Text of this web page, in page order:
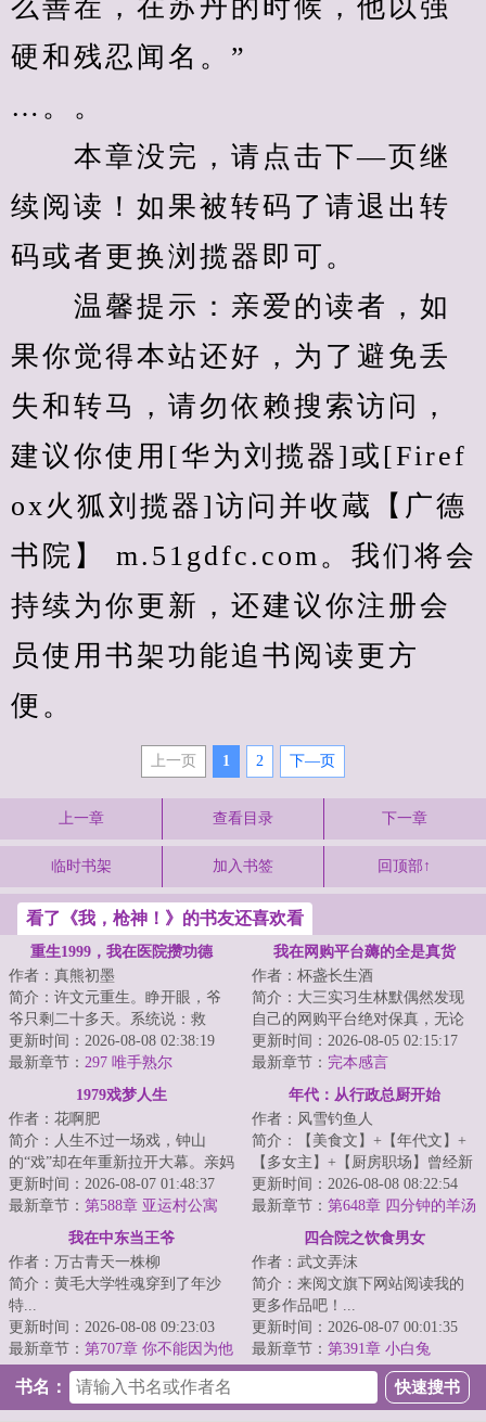
么善茬，在苏丹的时候，他以强
硬和残忍闻名。”
…。。
本章没完，请点击下—页继
续阅读！如果被转码了请退出转
码或者更换浏揽器即可。
温馨提示：亲爱的读者，如
果你觉得本站还好，为了避免丢
失和转马，请勿依赖搜索访问，
建议你使用[华为刘揽器]或[Firef
ox火狐刘揽器]访问并收蔵【广德
书院】 m.51gdfc.com。我们将会
持续为你更新，还建议你注册会
员使用书架功能追书阅读更方
便。
上一页 1 2 下—页
上一章 查看目录 下一章
临时书架 加入书签 回顶部↑
看了《我，枪神！》的书友还喜欢看
重生1999，我在医院攒功德
作者：真熊初墨
简介：许文元重生。睁开眼，爷
爷只剩二十多天。系统说：救
人，攒功德，换寿命。岁的身
体，半个世纪的临床...
更新时间：2026-08-08 02:38:19
最新章节： 297 唯手熟尔
我在网购平台薅的全是真货
作者：杯盏长生酒
简介：大三实习生林默偶然发现
自己的网购平台绝对保真，无论
购买什么，都与商品介绍完全相
符，一下子就打...
更新时间：2026-08-05 02:15:17
最新章节： 完本感言
1979戏梦人生
作者：花啊肥
简介：人生不过一场戏，钟山
的“戏”却在年重新拉开大幕。亲妈
葬礼天崩开局，窝囊亲爹千里认
亲，村花有情...
更新时间：2026-08-07 01:48:37
最新章节： 第588章 亚运村公寓
年代：从行政总厨开始
作者：风雪钓鱼人
简介：【美食文】+【年代文】+
【多女主】+【厨房职场】曾经新
式融合菜掌门人陈芝虎重生了。
看着眼前的破...
更新时间：2026-08-08 08:22:54
最新章节： 第648章 四分钟的羊汤
我在中东当王爷
作者：万古青天一株柳
简介：黄毛大学牲魂穿到了年沙
特...
更新时间：2026-08-08 09:23:03
最新章节： 第707章 你不能因为他
们叫你埃米尔，你就上头了吧
四合院之饮食男女
作者：武文弄沫
简介：来阅文旗下网站阅读我的
更多作品吧！...
更新时间：2026-08-07 00:01:35
最新章节： 第391章 小白兔
书名：